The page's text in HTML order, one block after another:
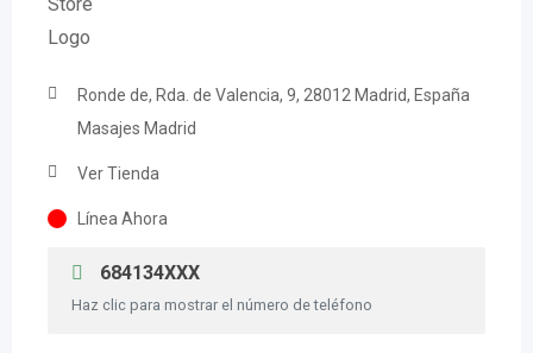
Ronde de, Rda. de Valencia, 9, 28012 Madrid, España
Masajes Madrid
Ver Tienda
Línea Ahora
684134XXX
Haz clic para mostrar el número de teléfono